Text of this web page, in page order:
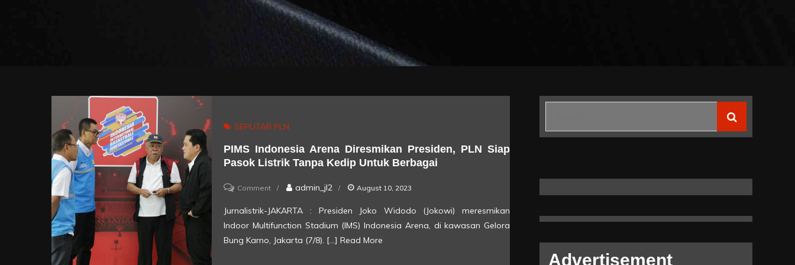
SEPUTAR PLN
PIMS Indonesia Arena Diresmikan Presiden, PLN Siap
Pasok Listrik Tanpa Kedip Untuk Berbagai
Commenton
Arena
admin_jl2 August 10, 2023
Jurnalistrik-JAKARTA : Presiden Joko Widodo (Jokowi) meresmikan
Indoor Multifunction Stadium (IMS) Indonesia Arena, di kawasan Gelora
Bung Karno, Jakarta (7/8). […] Read More
Advertisement